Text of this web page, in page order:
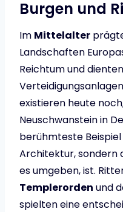
Burgen und
Im Mittelalter
Landschaften
Reichtum und
existieren heute
Neuschwanstein in
berühmteste
Architektur, sondern
es umgeben, ist.
Templerorden und
spielten eine